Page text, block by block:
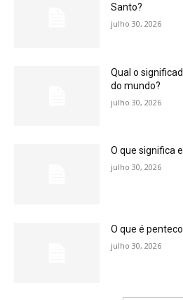
Santo?
julho 30, 2026
Qual o
do mundo?
julho 30, 2026
O que significa
julho 30, 2026
O que é
julho 30, 2026